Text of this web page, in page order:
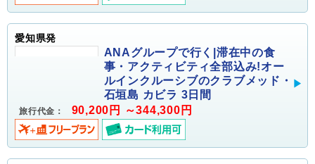
愛知県発
ANAグループで行く|滞在中の食
事・アクティビティ全部込み!オー
ルインクルーシブのクラブメッド・
石垣島 カビラ 3日間
旅行代金： 90,200円 ～344,300円